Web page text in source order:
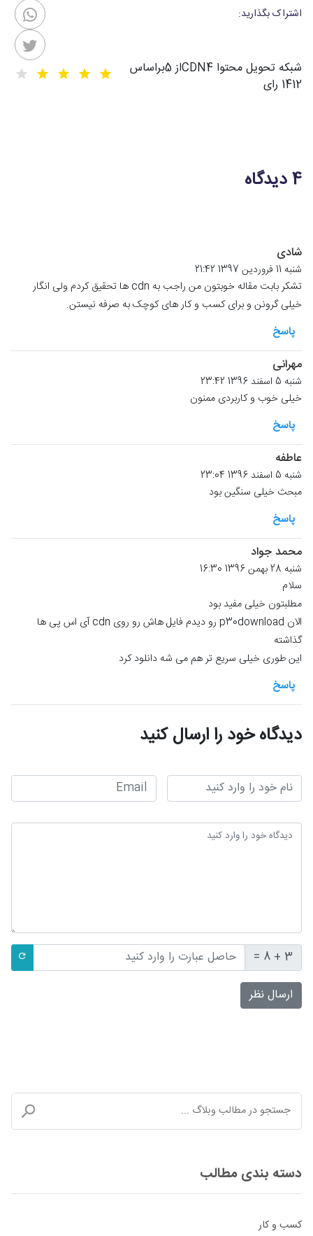
اشتراک بگذارید:
شبکه تحویل محتوا CDN 4 از5براساس
1412 رای
4 دیدگاه
شادی
شنبه 11 فروردین 1397 21:42
تشکر بابت مقاله خوبتون من راجب به cdn ها تحقیق کردم ولی انگار
خیلی گرونن و برای کسب و کار های کوچک به صرفه نیستن.
پاسخ
مهرانی
شنبه 5 اسفند 1396 23:42
خیلی خوب و کاربردی ممنون
پاسخ
عاطفه
شنبه 5 اسفند 1396 23:04
مبحث خیلی سنگین بود
پاسخ
محمد جواد
شنبه 28 بهمن 1396 16:30
سلام
مطلبتون خیلی مفید بود
الان p30download رو دیدم فایل هاش رو روی cdn آی اس پی ها
گذاشته
این طوری خیلی سریع تر هم می شه دانلود کرد
پاسخ
دیدگاه خود را ارسال کنید
3 + 8 =
ارسال نظر
دسته بندی مطالب
کسب و کار